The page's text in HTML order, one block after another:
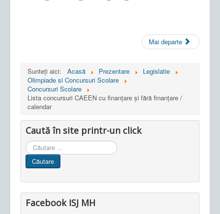
Mai departe
Sunteți aici: Acasă Prezentare
Legislatie
Olimpiade si Concursuri Scolare
Concursuri Scolare
Lista concursuri CAEEN cu finanțare și fără finanțare /
calendar
Caută în site printr-un click
Cauta
in
site
Căutare
Facebook ISJ MH